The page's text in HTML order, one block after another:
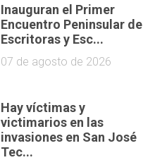
Inauguran el Primer
Encuentro Peninsular de
Escritoras y Esc...
07 de agosto de 2026
Hay víctimas y
victimarios en las
invasiones en San José
Tec...